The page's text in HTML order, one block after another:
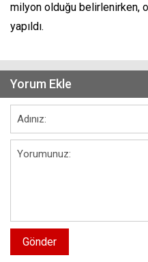
milyon olduğu belirlenirken,
yapıldı.
Yorum Ekle
Gönder